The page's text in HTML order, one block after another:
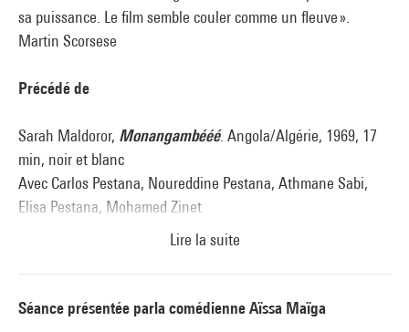
sa puissance. Le film semble couler comme un fleuve ».
Martin Scorsese
Précédé de
Sarah Maldoror, Monangambééé. Angola/Algérie, 1969, 17
min, noir et blanc
Avec Carlos Pestana, Noureddine Pestana, Athmane Sabi,
Elisa Pestana, Mohamed Zinet
désormais visible au format numérique, Monangambééé est
un geste furieux et vif, viscéralement engagé contre la
Lire la suite
Séance présentée parla comédienneAïssa Maïga